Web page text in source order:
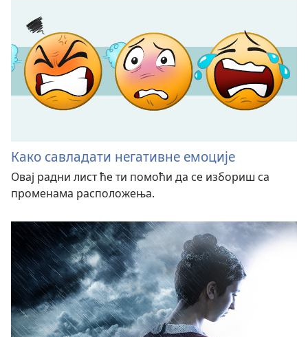
Како савладати негативне емоције
Овај радни лист ће ти помоћи да се избориш са
променама расположења.